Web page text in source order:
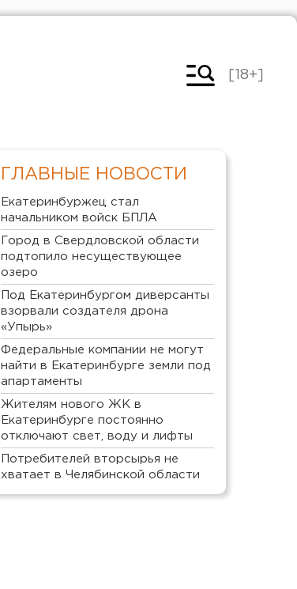
[18+]
ГЛАВНЫЕ НОВОСТИ
Екатеринбуржец стал
начальником войск БПЛА
Город в Свердловской области
подтопило несуществующее
озеро
Под Екатеринбургом диверсанты
взорвали создателя дрона
«Упырь»
Федеральные компании не могут
найти в Екатеринбурге земли под
апартаменты
Жителям нового ЖК в
Екатеринбурге постоянно
отключают свет, воду и лифты
Потребителей вторсырья не
хватает в Челябинской области